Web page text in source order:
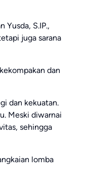
Yusda, S.IP.,
juga sarana
dan
dan kekuatan.
Meski diwarnai
sehingga
lomba